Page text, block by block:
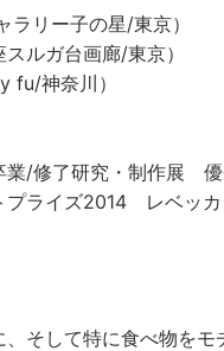
リー子の星/東京）
ルガ台画廊/東京）
fu/神奈川）
業/修了研究・制作展
プライズ2014 レベッカ
、そして特に食べ物をモ